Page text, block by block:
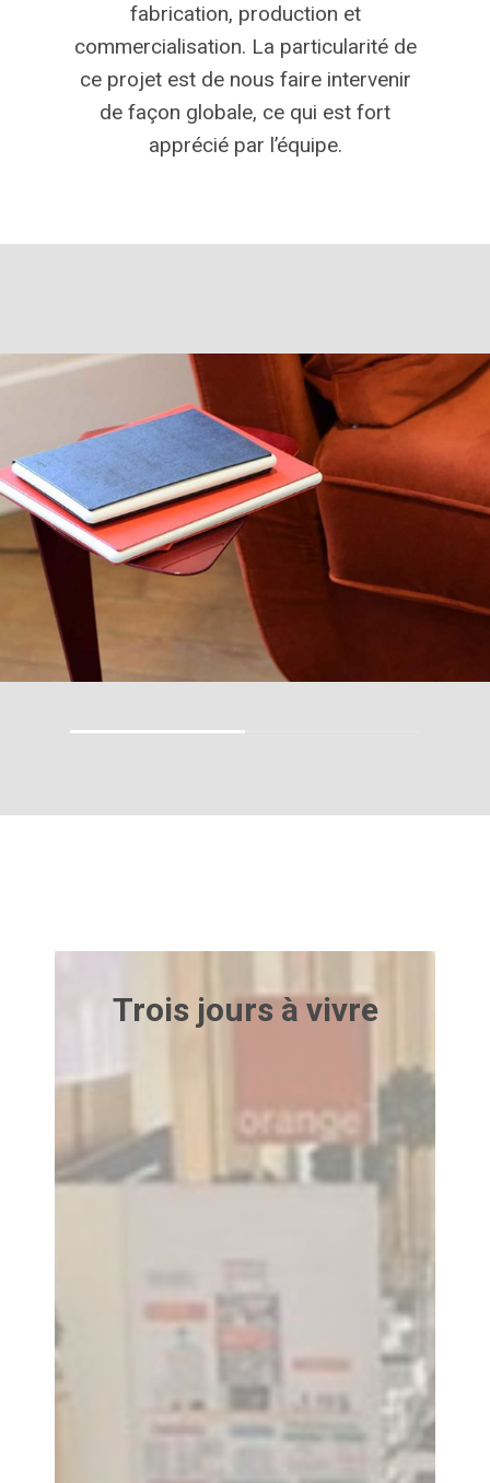
fabrication, production et
commercialisation. La particularité de
ce projet est de nous faire intervenir
de façon globale, ce qui est fort
apprécié par l’équipe.
Trois jours à vivre